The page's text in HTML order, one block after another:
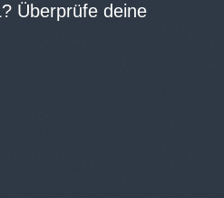
Überprüfe deine